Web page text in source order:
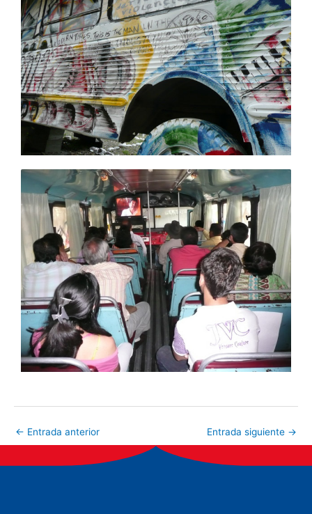
← Entrada anterior Entrada siguiente →